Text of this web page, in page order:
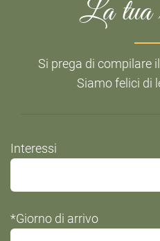
La tua
Si prega di compilare
Siamo felici di
Do
not
field
Interessi
*Giorno di arrivo